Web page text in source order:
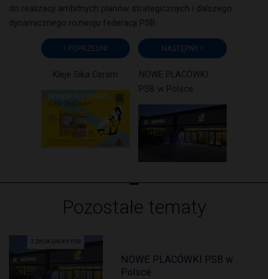
do realizacji ambitnych planów strategicznych i dalszego
dynamicznego rozwoju federacji PSB.
POPRZEDNI
Kleje Sika Ceram
NASTĘPNY
NOWE PLACÓWKI
PSB w Polsce
Pozostałe tematy
Z ŻYCIA GRUPY PSB
NOWE PLACÓWKI PSB w
Polsce